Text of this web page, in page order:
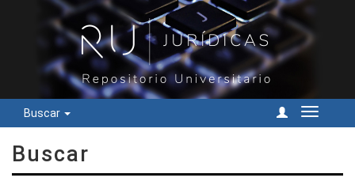
Buscar
Cambiar
Buscar